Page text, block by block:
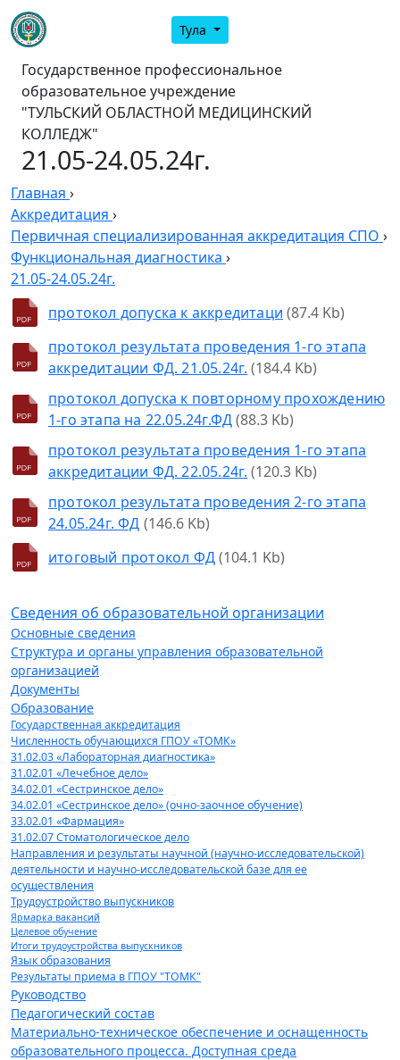
Тула
Государственное профессиональное
образовательное учреждение
"ТУЛЬСКИЙ ОБЛАСТНОЙ МЕДИЦИНСКИЙ
КОЛЛЕДЖ"
21.05-24.05.24г.
Главная ›
Аккредитация ›
Первичная специализированная аккредитация СПО ›
Функциональная диагностика ›
21.05-24.05.24г.
протокол допуска к аккредитаци (87.4 Kb)
протокол результата проведения 1-го этапа
аккредитации ФД. 21.05.24г. (184.4 Kb)
протокол допуска к повторному прохождению
1-го этапа на 22.05.24г.ФД(88.3 Kb)
протокол результата проведения 1-го этапа
аккредитации ФД. 22.05.24г. (120.3 Kb)
протокол результата проведения 2-го этапа
24.05.24г. ФД (146.6 Kb)
итоговый протокол ФД(104.1 Kb)
Сведения об образовательной организации
Основные сведения
Структура и органы управления образовательной
организацией
Документы
Образование
Государственная аккредитация
Численность обучающихся ГПОУ «ТОМК»
31.02.03 «Лабораторная диагностика»
31.02.01 «Лечебное дело»
34.02.01 «Сестринское дело»
34.02.01 «Сестринское дело» (очно-заочное обучение)
33.02.01 «Фармация»
31.02.07 Стоматологическое дело
Направления и результаты научной (научно-исследовательской)
деятельности и научно-исследовательской базе для ее
осуществления
Трудоустройство выпускников
Ярмарка вакансий
Целевое обучение
Итоги трудоустройства выпускников
Язык образования
Результаты приема в ГПОУ "ТОМК"
Руководство
Педагогический состав
Материально-техническое обеспечение и оснащенность
образовательного процесса. Доступная среда